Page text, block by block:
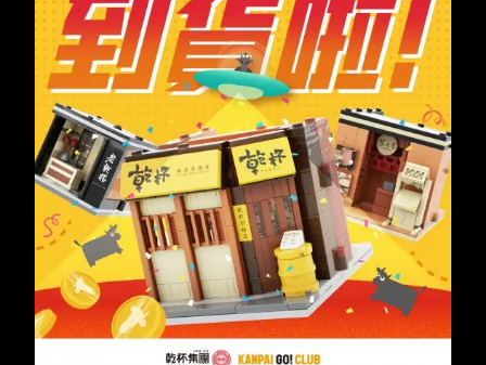
餐廳位置 ACCESS
人才招募 RECRUITS
聯絡我們 CONTACT US
線上訂位
加入會員
Follow Us